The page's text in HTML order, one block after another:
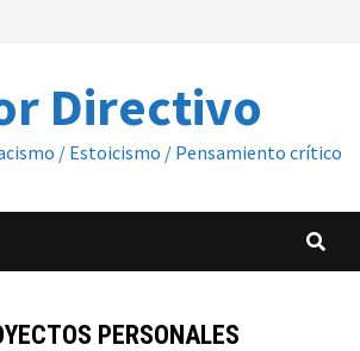
Directivo
/ Estoicismo / Pensamiento crítico
PERSONALES